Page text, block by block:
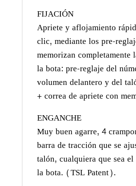
FIJACIÓN
Apriete y aflojamiento
clic, mediante los pre-
memorizan completamente
la bota: pre-reglaje del
volumen delantero y del
+ correa de apriete con
ENGANCHE
Muy buen agarre, 4
barra de tracción que se
talón, cualquiera que sea
la bota. (TSL Patent).